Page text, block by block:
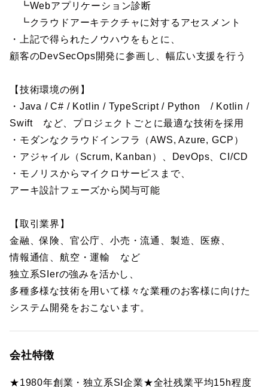
┗Webアプリケーション診断
┗クラウドアーキテクチャに対するアセスメント
・上記で得られたノウハウをもとに、
顧客のDevSecOps開発に参画し、幅広い支援を行う
【技術環境の例】
・Java / C# / Kotlin / TypeScript / Python / Kotlin /
Swift など、プロジェクトごとに最適な技術を採用
・モダンなクラウドインフラ（AWS, Azure, GCP）
・アジャイル（Scrum, Kanban）、DevOps、CI/CD
・モノリスからマイクロサービスまで、
アーキ設計フェーズから関与可能
【取引業界】
金融、保険、官公庁、小売・流通、製造、医療、
情報通信、航空・運輸 など
独立系SIerの強みを活かし、
多種多様な技術を用いて様々な業種のお客様に向けた
システム開発をおこないます。
会社特徴
★1980年創業・独立系SI企業★全社残業平均15h程度